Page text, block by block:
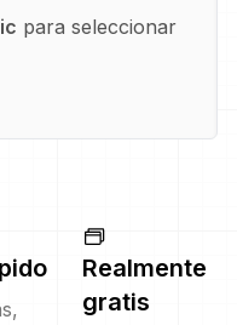
para seleccionar
Realmente
gratis